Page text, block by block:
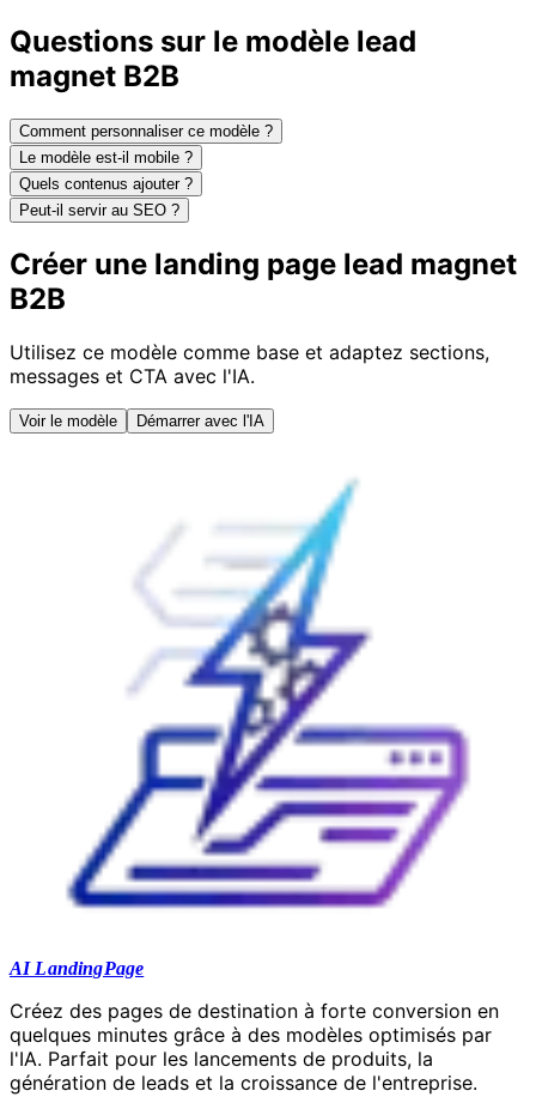
Questions sur le modèle lead
magnet B2B
Comment personnaliser ce modèle ?
Le modèle est-il mobile ?
Quels contenus ajouter ?
Peut-il servir au SEO ?
Créer une landing page lead magnet
B2B
Utilisez ce modèle comme base et adaptez sections,
messages et CTA avec l'IA.
Voir le modèle Démarrer avec l'IA
AI LandingPage
Créez des pages de destination à forte conversion en
quelques minutes grâce à des modèles optimisés par
l'IA. Parfait pour les lancements de produits, la
génération de leads et la croissance de l'entreprise.